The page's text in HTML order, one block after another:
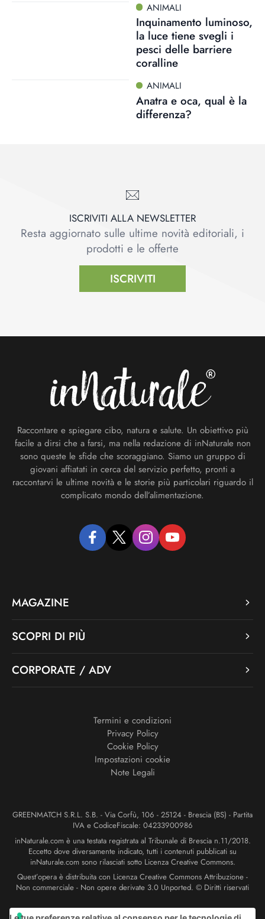
ANIMALI
Inquinamento luminoso,
la luce tiene svegli i
pesci delle barriere
coralline
ANIMALI
Anatra e oca, qual è la
differenza?
ISCRIVITI ALLA NEWSLETTER
Resta aggiornato sulle ultime novità editoriali, i
prodotti e le offerte
ISCRIVITI
Raccontare e spiegare cibo, natura e salute. Un obiettivo più
facile a dirsi che a farsi, ma nella redazione di inNaturale non
sono queste le sfide che scoraggiano. Siamo un gruppo di
giovani affiatati in cerca del servizio perfetto, pronti a
raccontarvi le ultime novità e le storie più particolari riguardo il
complicato mondo dell’alimentazione.
facebooktwitter instagramyoutube
MAGAZINE
SCOPRI DI PIÙ
CORPORATE / ADV
Termini e condizioni
Privacy Policy
Cookie Policy
Impostazioni cookie
Note Legali
GREENMATCH S.R.L. S.B. - Via Corfù, 106 - 25124 - Brescia (BS) - Partita
IVA e CodiceFiscale: 04233900986
inNaturale.com è una testata registrata al Tribunale di Brescia n.11/2018.
Eccetto dove diversamente indicato, tutti i contenuti pubblicati su
inNaturale.com sono rilasciati sotto Licenza Creative Commons.
Quest’opera è distribuita con Licenza Creative Commons Attribuzione -
Non commerciale - Non opere derivate 3.0 Unported. © Diritti riservati